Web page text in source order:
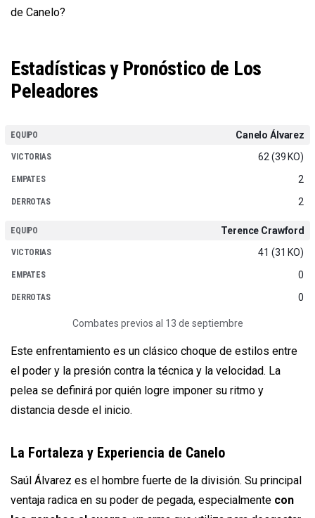
de Canelo?
Estadísticas y Pronóstico de Los
Peleadores
Canelo Álvarez
62 (39 KO)
2
2
Terence Crawford
41 (31 KO)
0
0
Combates previos al 13 de septiembre
Este enfrentamiento es un clásico choque de estilos entre
el poder y la presión contra la técnica y la velocidad. La
pelea se definirá por quién logre imponer su ritmo y
distancia desde el inicio.
La Fortaleza y Experiencia de Canelo
Saúl Álvarez es el hombre fuerte de la división. Su principal
ventaja radica en su poder de pegada, especialmente con